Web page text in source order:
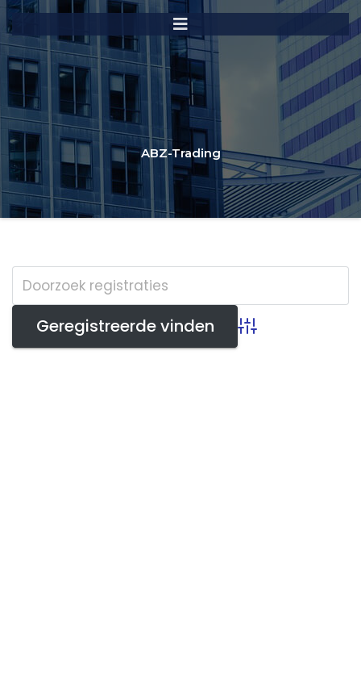
ABZ-Trading
Advanced Search